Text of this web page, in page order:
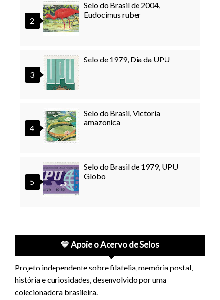
Selo do Brasil de 2004,
Eudocimus ruber
Selo de 1979, Dia da UPU
Selo do Brasil, Victoria
amazonica
Selo do Brasil de 1979, UPU
Globo
💛 Apoie o Acervo de Selos
Projeto independente sobre filatelia, memória postal,
história e curiosidades, desenvolvido por uma
colecionadora brasileira.